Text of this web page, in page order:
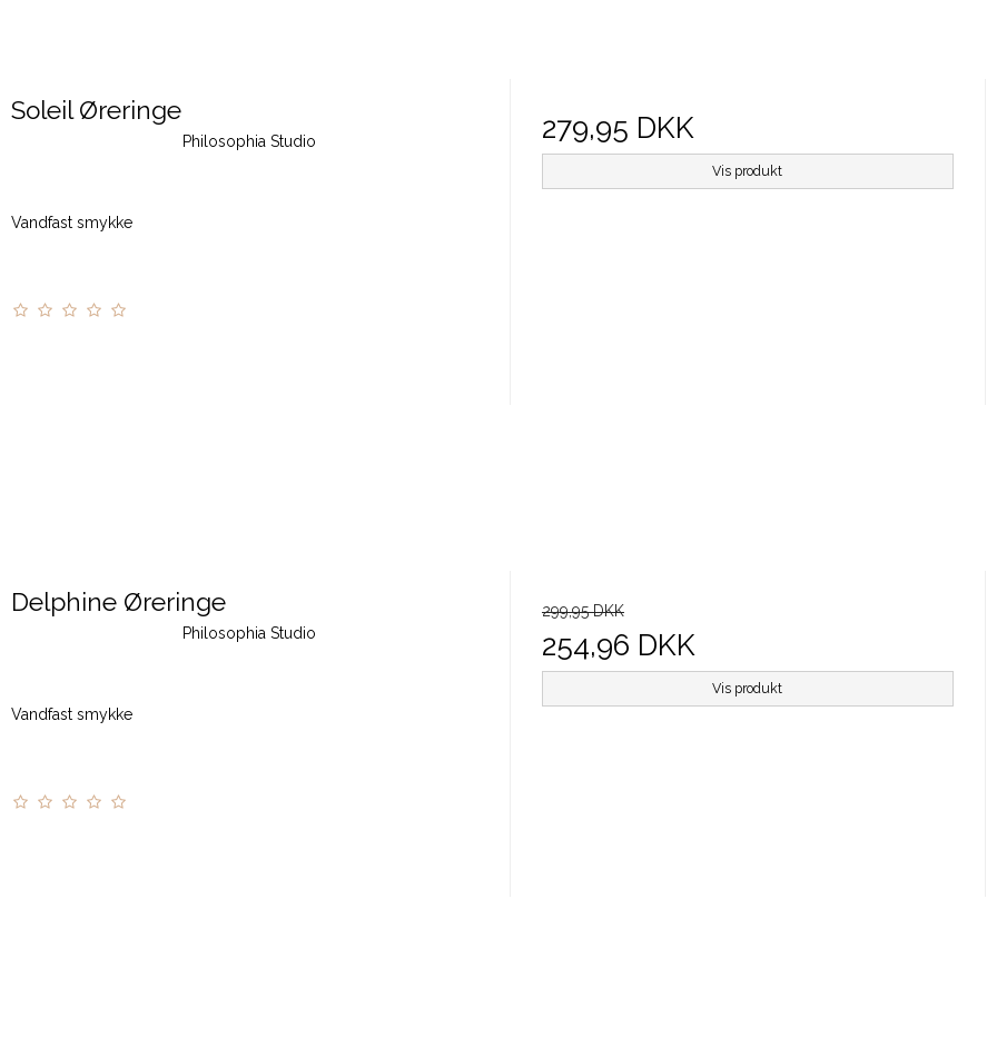
Soleil Øreringe
Philosophia Studio
Vandfast smykke
279,95 DKK
Vis produkt
Delphine Øreringe
Philosophia Studio
Vandfast smykke
299,95 DKK
254,96 DKK
Vis produkt